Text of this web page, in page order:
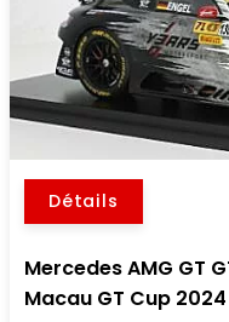
Détails
Mercedes AMG GT
Macau GT Cup